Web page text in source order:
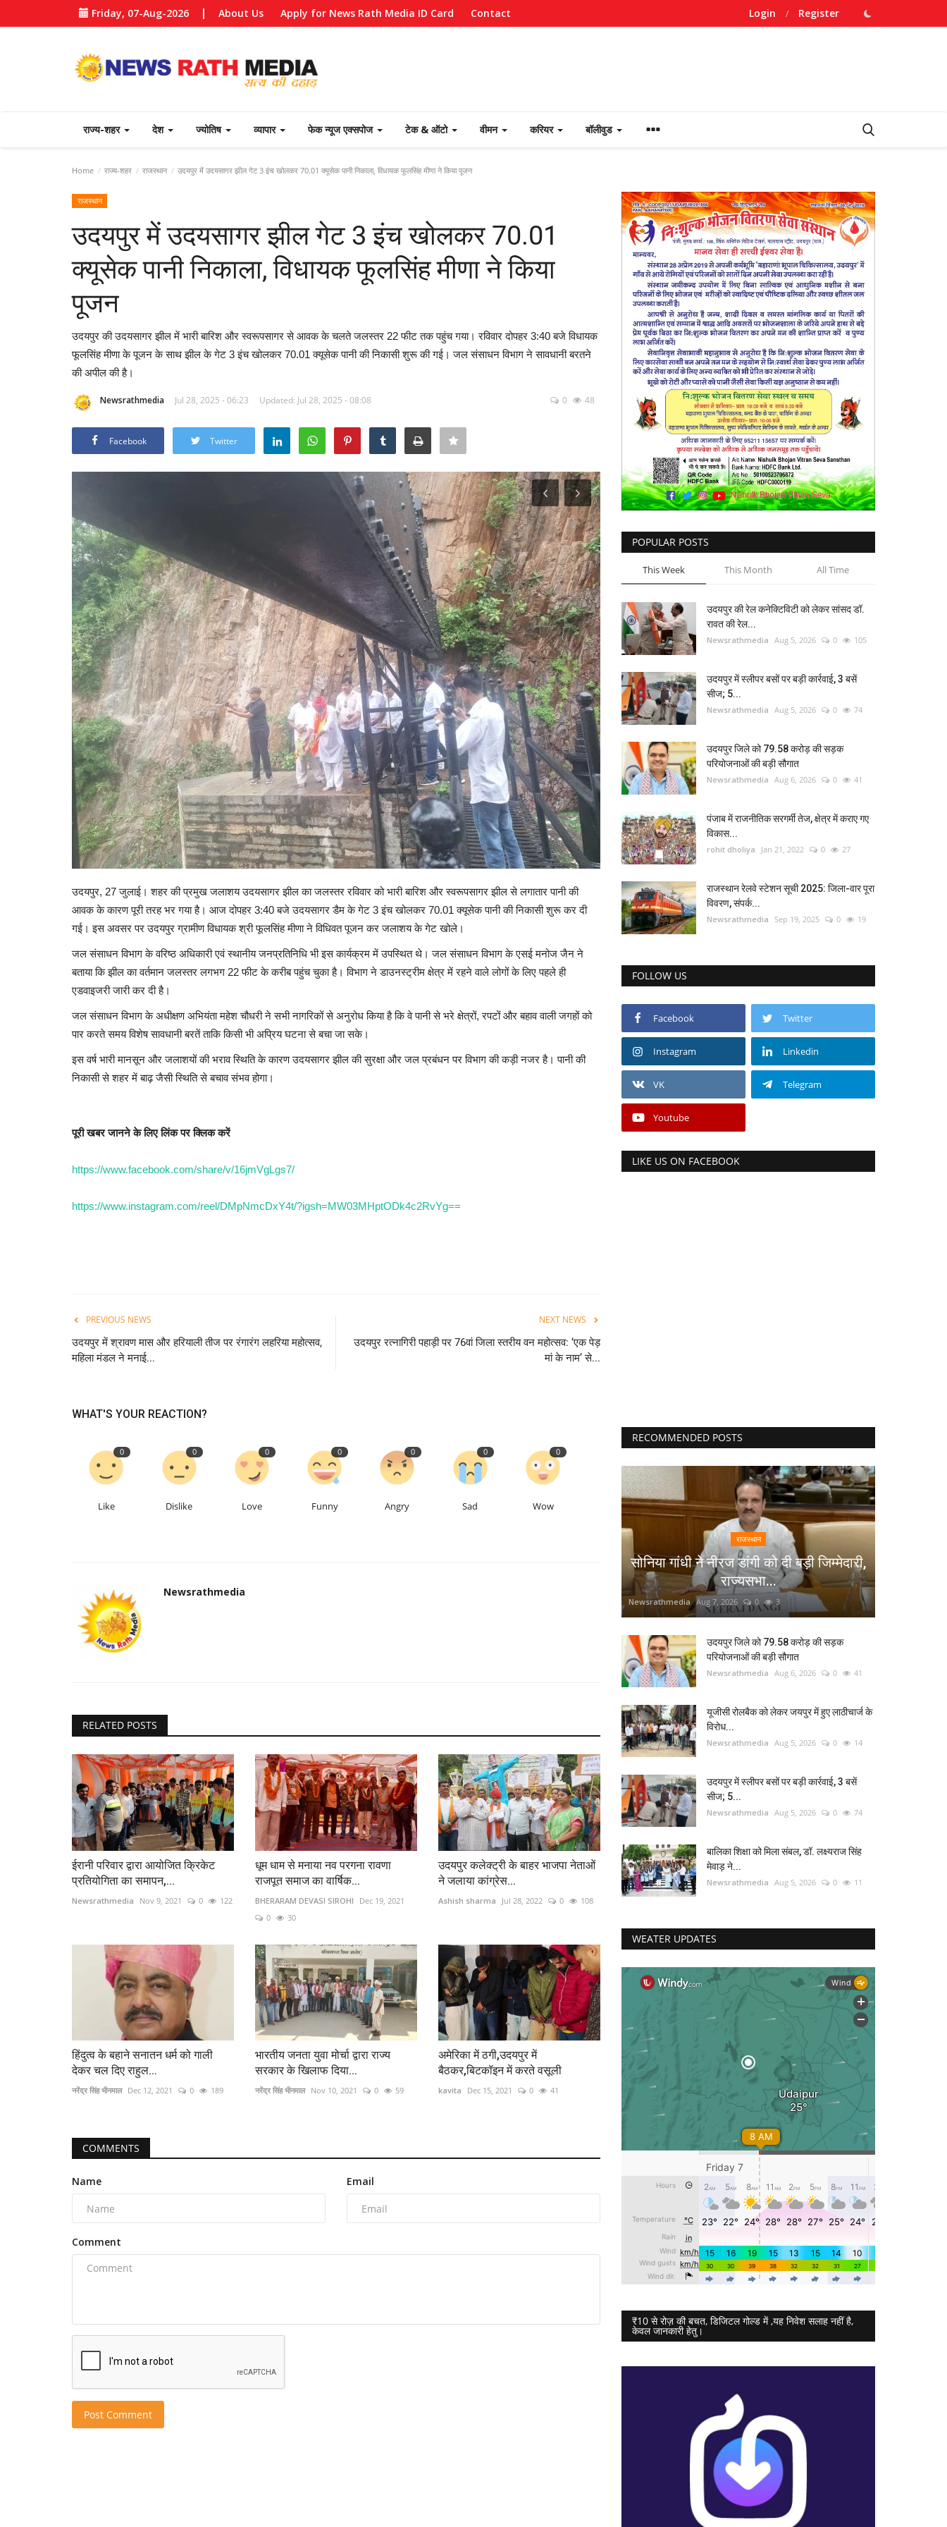
Friday, 07-Aug-2026 About Us Apply for News Rath Media ID Card Contact Login / Register
राज्य-शहर देश ज्योतिष व्यापार फेक न्यूज एक्सपोज टेक & ऑटो वीमन करियर बॉलीवुड
Home राज्य-शहर राजस्थान उदयपुर में उदयसागर झील गेट 3 इंच खोलकर 70.01 क्यूसेक पानी निकाला, विधायक फूलसिंह मीणा ने किया पूजन
राजस्थान
उदयपुर में उदयसागर झील गेट 3 इंच खोलकर 70.01
क्यूसेक पानी निकाला, विधायक फूलसिंह मीणा ने किया
पूजन
उदयपुर की उदयसागर झील में भारी बारिश और स्वरूपसागर से आवक के चलते जलस्तर 22 फीट तक पहुंच गया। रविवार दोपहर 3:40 बजे विधायक
फूलसिंह मीणा के पूजन के साथ झील के गेट 3 इंच खोलकर 70.01 क्यूसेक पानी की निकासी शुरू की गई। जल संसाधन विभाग ने सावधानी बरतने
की अपील की है।
Newsrathmedia Jul 28, 2025 - 06:23 Updated: Jul 28, 2025 - 08:08 0 48
Facebook Twitter
उदयपुर, 27 जुलाई। शहर की प्रमुख जलाशय उदयसागर झील का जलस्तर रविवार को भारी बारिश और स्वरूपसागर झील से लगातार पानी की
आवक के कारण पूरी तरह भर गया है। आज दोपहर 3:40 बजे उदयसागर डैम के गेट 3 इंच खोलकर 70.01 क्यूसेक पानी की निकासी शुरू कर दी
गई। इस अवसर पर उदयपुर ग्रामीण विधायक श्री फूलसिंह मीणा ने विधिवत पूजन कर जलाशय के गेट खोले।
जल संसाधन विभाग के वरिष्ठ अधिकारी एवं स्थानीय जनप्रतिनिधि भी इस कार्यक्रम में उपस्थित थे। जल संसाधन विभाग के एसई मनोज जैन ने
बताया कि झील का वर्तमान जलस्तर लगभग 22 फीट के करीब पहुंच चुका है। विभाग ने डाउनस्ट्रीम क्षेत्र में रहने वाले लोगों के लिए पहले ही
एडवाइजरी जारी कर दी है।
जल संसाधन विभाग के अधीक्षण अभियंता महेश चौधरी ने सभी नागरिकों से अनुरोध किया है कि वे पानी से भरे क्षेत्रों, रपटों और बहाव वाली जगहों को
पार करते समय विशेष सावधानी बरतें ताकि किसी भी अप्रिय घटना से बचा जा सके।
इस वर्ष भारी मानसून और जलाशयों की भराव स्थिति के कारण उदयसागर झील की सुरक्षा और जल प्रबंधन पर विभाग की कड़ी नजर है। पानी की
निकासी से शहर में बाढ़ जैसी स्थिति से बचाव संभव होगा।
पूरी खबर जानने के लिए लिंक पर क्लिक करें
https://www.facebook.com/share/v/16jmVgLgs7/
https://www.instagram.com/reel/DMpNmcDxY4t/?igsh=MW03MHptODk4c2RvYg==
PREVIOUS NEWS
उदयपुर में श्रावण मास और हरियाली तीज पर रंगारंग लहरिया महोत्सव,
महिला मंडल ने मनाई...
NEXT NEWS
उदयपुर रत्नागिरी पहाड़ी पर 76वां जिला स्तरीय वन महोत्सव: ‘एक पेड़
मां के नाम’ से...
WHAT'S YOUR REACTION?
0
Like
0
Dislike
0
Love
0
Funny
0
Angry
0
Sad
0
Wow
Newsrathmedia
RELATED POSTS
ईरानी परिवार द्वारा आयोजित क्रिकेट
प्रतियोगिता का समापन,...
Newsrathmedia Nov 9, 2021 0 122
धूम धाम से मनाया नव परगना रावणा
राजपूत समाज का वार्षिक...
BHERARAM DEVASI SIROHI
Dec 19, 2021
0
30
उदयपुर कलेक्ट्री के बाहर भाजपा नेताओं
ने जलाया कांग्रेस...
Ashish sharma Jul 28, 2022 0 108
हिंदुत्व के बहाने सनातन धर्म को गाली
देकर चल दिए राहुल...
नरेंद्र सिंह भीनमाल Dec 12, 2021 0 189
भारतीय जनता युवा मोर्चा द्वारा राज्य
सरकार के खिलाफ दिया...
नरेंद्र सिंह भीनमाल Nov 10, 2021 0 59
अमेरिका में ठगी,उदयपुर में
बैठकर,बिटकॉइन में करते वसूली
kavita Dec 15, 2021 0 41
COMMENTS
Name Email
Comment
Post Comment
POPULAR POSTS
This Week This Month All Time
उदयपुर की रेल कनेक्टिविटी को लेकर सांसद डॉ.
रावत की रेल...
Newsrathmedia Aug 5, 2026 0 105
उदयपुर में स्लीपर बसों पर बड़ी कार्रवाई, 3 बसें
सीज; 5...
Newsrathmedia Aug 5, 2026 0 74
उदयपुर जिले को 79.58 करोड़ की सड़क
परियोजनाओं की बड़ी सौगात
Newsrathmedia Aug 6, 2026 0 41
पंजाब में राजनीतिक सरगर्मी तेज, क्षेत्र में कराए गए
विकास...
rohit dholiya Jan 21, 2022 0 27
राजस्थान रेलवे स्टेशन सूची 2025: जिला-वार पूरा
विवरण, संपर्क...
Newsrathmedia Sep 19, 2025 0 19
FOLLOW US
Facebook Twitter
Instagram Linkedin
VK Telegram
Youtube
LIKE US ON FACEBOOK
RECOMMENDED POSTS
राजस्थान
सोनिया गांधी ने नीरज डांगी को दी बड़ी जिम्मेदारी,
राज्यसभा...
Newsrathmedia Aug 7, 2026 0 3
उदयपुर जिले को 79.58 करोड़ की सड़क
परियोजनाओं की बड़ी सौगात
Newsrathmedia Aug 6, 2026 0 41
यूजीसी रोलबैक को लेकर जयपुर में हुए लाठीचार्ज के
विरोध...
Newsrathmedia Aug 5, 2026 0 14
उदयपुर में स्लीपर बसों पर बड़ी कार्रवाई, 3 बसें
सीज; 5...
Newsrathmedia Aug 5, 2026 0 74
बालिका शिक्षा को मिला संबल, डॉ. लक्ष्यराज सिंह
मेवाड़ ने...
Newsrathmedia Aug 5, 2026 0 11
WEATER UPDATES
₹10 से रोज़ की बचत, डिजिटल गोल्ड में ,यह निवेश सलाह नहीं है,
केवल जानकारी हेतु।